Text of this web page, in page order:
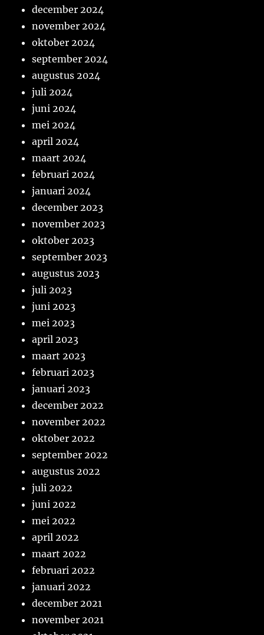
december 2024
november 2024
oktober 2024
september 2024
augustus 2024
juli 2024
juni 2024
mei 2024
april 2024
maart 2024
februari 2024
januari 2024
december 2023
november 2023
oktober 2023
september 2023
augustus 2023
juli 2023
juni 2023
mei 2023
april 2023
maart 2023
februari 2023
januari 2023
december 2022
november 2022
oktober 2022
september 2022
augustus 2022
juli 2022
juni 2022
mei 2022
april 2022
maart 2022
februari 2022
januari 2022
december 2021
november 2021